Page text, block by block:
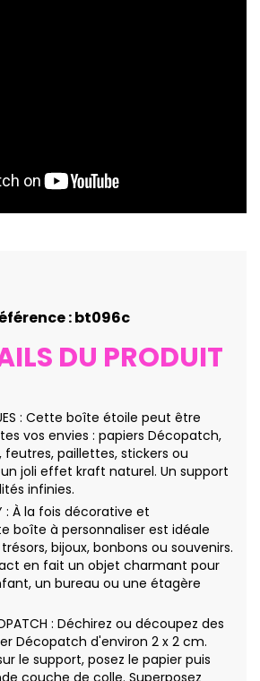
: bt096c
DU PRODUIT
: Cette boîte étoile peut être
vos envies : papiers Décopatch,
paillettes, stickers ou
joli effet kraft naturel. Un support
infinies.
: À la fois décorative et
boîte à personnaliser est idéale
bijoux, bonbons ou souvenirs.
en fait un objet charmant pour
un bureau ou une étagère
: Déchirez ou découpez des
Décopatch d'environ 2 x 2 cm.
le support, posez le papier puis